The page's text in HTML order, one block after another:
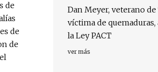
de
de
de
Dan Meyer, veterano
víctima de quemaduras,
la Ley PACT
ver más